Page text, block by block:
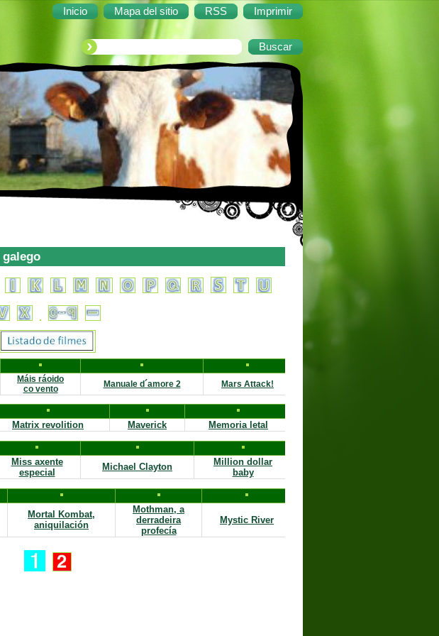
Inicio Mapa del sitio RSS Imprimir
Máis ráoido
co vento
Manuale d´amore 2 Mars Attack!
Matrix revolition Maverick Memoria letal
Miss axente
especial
Michael Clayton
Million dollar
baby
Mortal Kombat,
aniquilación
Mothman, a
derradeira
profecía
Mystic River